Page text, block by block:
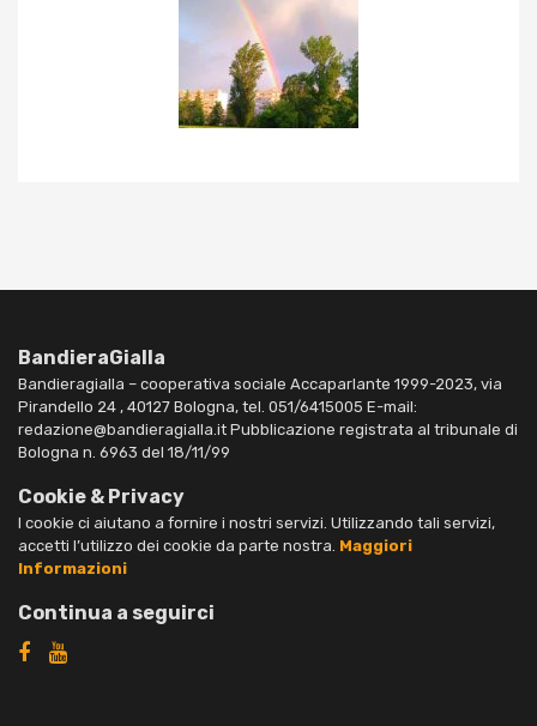
BandieraGialla
Bandieragialla – cooperativa sociale Accaparlante 1999-2023, via
Pirandello 24 , 40127 Bologna, tel. 051/6415005 E-mail:
redazione@bandieragialla.it Pubblicazione registrata al tribunale di
Bologna n. 6963 del 18/11/99
Cookie & Privacy
I cookie ci aiutano a fornire i nostri servizi. Utilizzando tali servizi,
accetti l’utilizzo dei cookie da parte nostra. Maggiori
Informazioni
Continua a seguirci